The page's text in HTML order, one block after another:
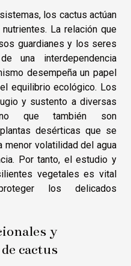
los cactus actúan
La relación que
guardianes y los seres
una interdependencia
desempeña un papel
equilibrio ecológico. Los
y sustento a diversas
que también son
desérticas que se
menor volatilidad del agua
Por tanto, el estudio y
vegetales es vital
los delicados
y
cactus